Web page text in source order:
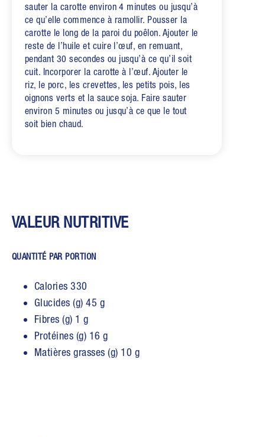
sauter la carotte environ 4 minutes ou jusqu’à
ce qu’elle commence à ramollir. Pousser la
carotte le long de la paroi du poêlon. Ajouter le
reste de l’huile et cuire l’œuf, en remuant,
pendant 30 secondes ou jusqu’à ce qu’il soit
cuit. Incorporer la carotte à l’œuf. Ajouter le
riz, le porc, les crevettes, les petits pois, les
oignons verts et la sauce soja. Faire sauter
environ 5 minutes ou jusqu’à ce que le tout
soit bien chaud.
VALEUR NUTRITIVE
QUANTITÉ PAR PORTION
Calories 330
Glucides (g) 45 g
Fibres (g) 1 g
Protéines (g) 16 g
Matières grasses (g) 10 g